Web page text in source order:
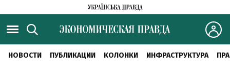
НОВОСТИ ПУБЛИКАЦИИ КОЛОНКИ ИНФРАСТРУКТУРА